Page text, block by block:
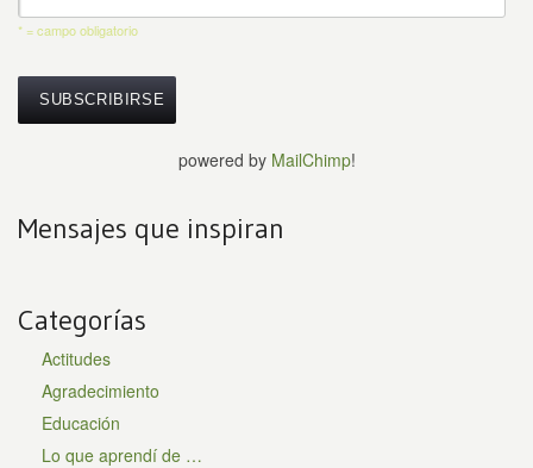
* = campo obligatorio
powered by MailChimp!
Mensajes que inspiran
Categorías
Actitudes
Agradecimiento
Educación
Lo que aprendí de …